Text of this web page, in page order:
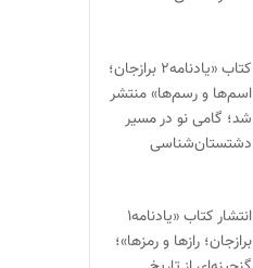
کتاب «یادنامه۲ برازجان؛
اسم‌ها و رسم‌ها» منتشر
شد؛ گامی نو در مسیر
دشتستان‌شناسی
انتشار کتاب «یادنامه۱
برازجان؛ رازها و رمزها»؛